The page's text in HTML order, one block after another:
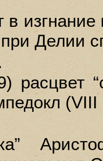
в
Делии
расцвет
(VIII